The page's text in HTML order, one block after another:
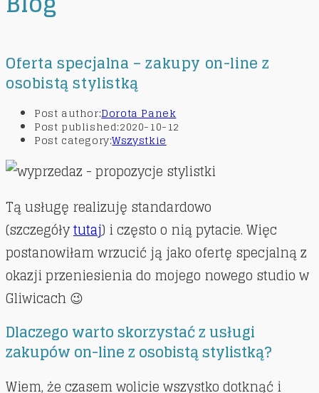
Oferta specjalna – zakupy on-line z
osobistą stylistką
Post author:Dorota Panek
Post published:2020-10-12
Post category:Wszystkie
Tą usługę realizuję standardowo
(szczegółytutaj) i często o nią pytacie. Więc
postanowiłam wrzucić ją jako ofertę specjalną z
okazji przeniesienia do mojego nowego studio w
Gliwicach 😉
Dlaczego warto skorzystać z usługi
zakupów on-line z osobistą stylistką?
Wiem, że czasem wolicie wszystko dotknąć i